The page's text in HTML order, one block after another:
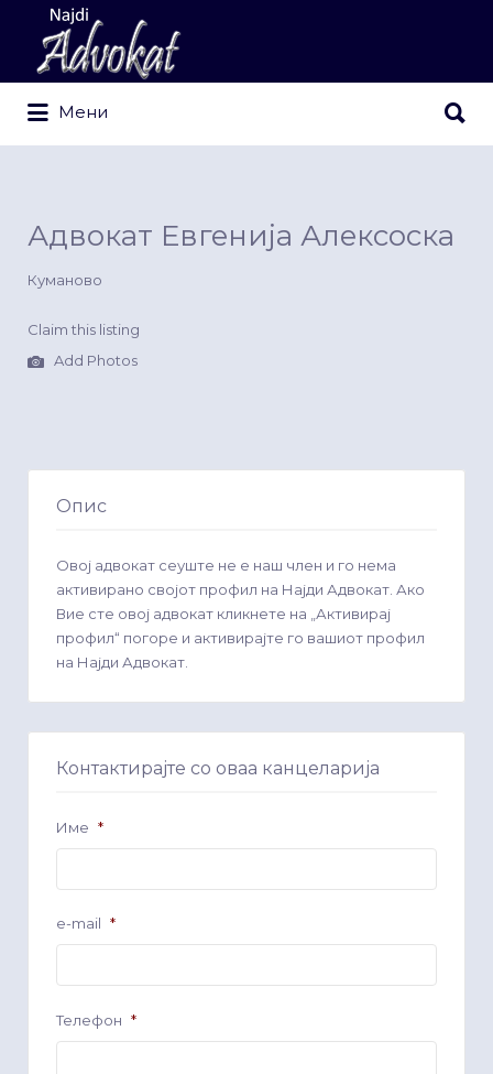
Search
for:
Мени
for:
Адвокат Евгенија Алексоска
Куманово
Claim this listing
Add Photos
Опис
Овој адвокат сеуште не е наш член и го нема
активирано својот профил на Најди Адвокат. Ако
Вие сте овој адвокат кликнете на „Активирај
профил“ погоре и активирајте го вашиот профил
на Најди Адвокат.
Контактирајте со оваа канцеларија
Име *
e-mail *
Телефон *